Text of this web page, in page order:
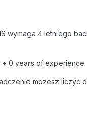
wymaga 4 letniego
+ 0 years of experience.
mozesz liczyc